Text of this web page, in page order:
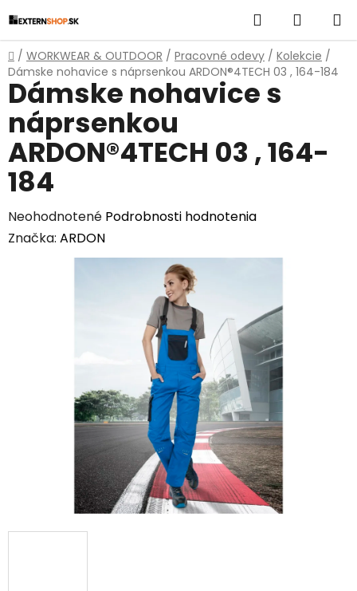
na
obsah
Hľadať
KOŠÍK
Domov
/ WORKWEAR & OUTDOOR / Pracovné odevy / Kolekcie /
Dámske nohavice s náprsenkou ARDON®4TECH 03 , 164-184
Dámske nohavice s
náprsenkou
ARDON®4TECH 03 , 164-
184
Priemerné
hodnotenie
Neohodnotené Podrobnosti hodnotenia
Značka: ARDON